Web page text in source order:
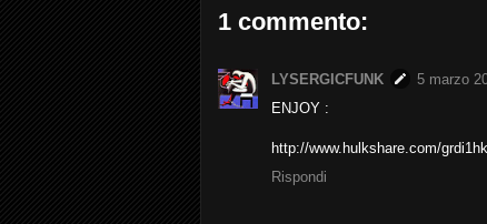
1 commento:
LYSERGICFUNK
5 marzo
ENJOY :
http://www.hulkshare.com/
Rispondi